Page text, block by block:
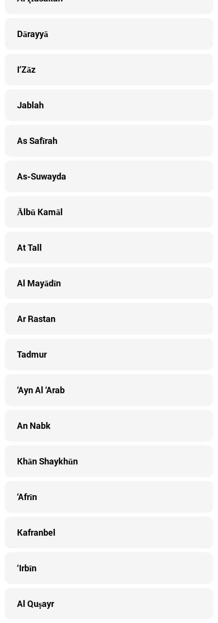
Dārayyā
I‘Zāz
Jablah
As Safīrah
As-Suwayda
Ālbū Kamāl
At Tall
Al Mayādīn
Ar Rastan
Tadmur
‘Ayn Al ‘Arab
An Nabk
Khān Shaykhūn
‘Afrīn
Kafranbel
‘Irbīn
Al Quşayr